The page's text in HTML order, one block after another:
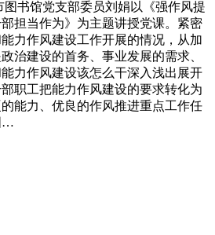
图书馆党支部委员刘娟以《强作风提
担当作为》为主题讲授党课。紧密
力作风建设工作开展的情况，从加
治建设的首务、事业发展的需求、
力作风建设该怎么干深入浅出展开
职工把能力作风建设的要求转化为
能力、优良的作风推进重点工作任
…